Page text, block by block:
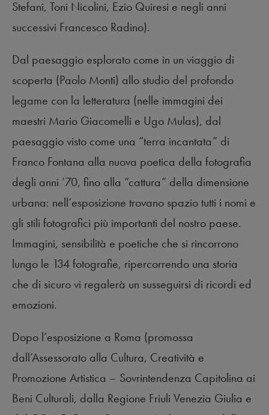
Stefani, Toni Nicolini, Ezio Quiresi e negli anni
successivi Francesco Radino).
Dal paesaggio esplorato come in un viaggio di
scoperta (Paolo Monti) allo studio del profondo
legame con la letteratura (nelle immagini dei
maestri Mario Giacomelli e Ugo Mulas), dal
paesaggio visto come una “terra incantata” di
Franco Fontana alla nuova poetica della fotografia
degli anni ’70, fino alla “cattura” della dimensione
urbana: nell’esposizione trovano spazio tutti i nomi e
gli stili fotografici più importanti del nostro paese.
Immagini, sensibilità e poetiche che si rincorrono
lungo le 134 fotografie, ripercorrendo una storia
che di sicuro vi regalerà un susseguirsi di ricordi ed
emozioni.
Dopo l’esposizione a Roma (promossa
dall’Assessorato alla Cultura, Creatività e
Promozione Artistica – Sovrintendenza Capitolina ai
Beni Culturali, dalla Regione Friuli Venezia Giulia e